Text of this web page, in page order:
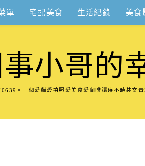
單 宅配美食 生活紀錄 美食
事小哥的
。一個愛貓愛拍照愛美食愛咖啡還時不時裝文